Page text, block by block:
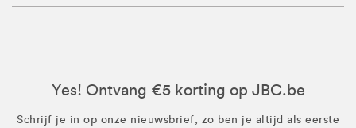
Yes! Ontvang €5 korting op JBC.be
Schrijf je in op onze nieuwsbrief, zo ben je altijd als eerste